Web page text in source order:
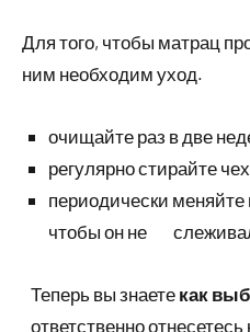
Для того, чтобы матрац
ним необходим уход.
очищайте раз в две
регулярно стирайте
периодически
чтобы он не
Теперь вы знаете как
ответственно